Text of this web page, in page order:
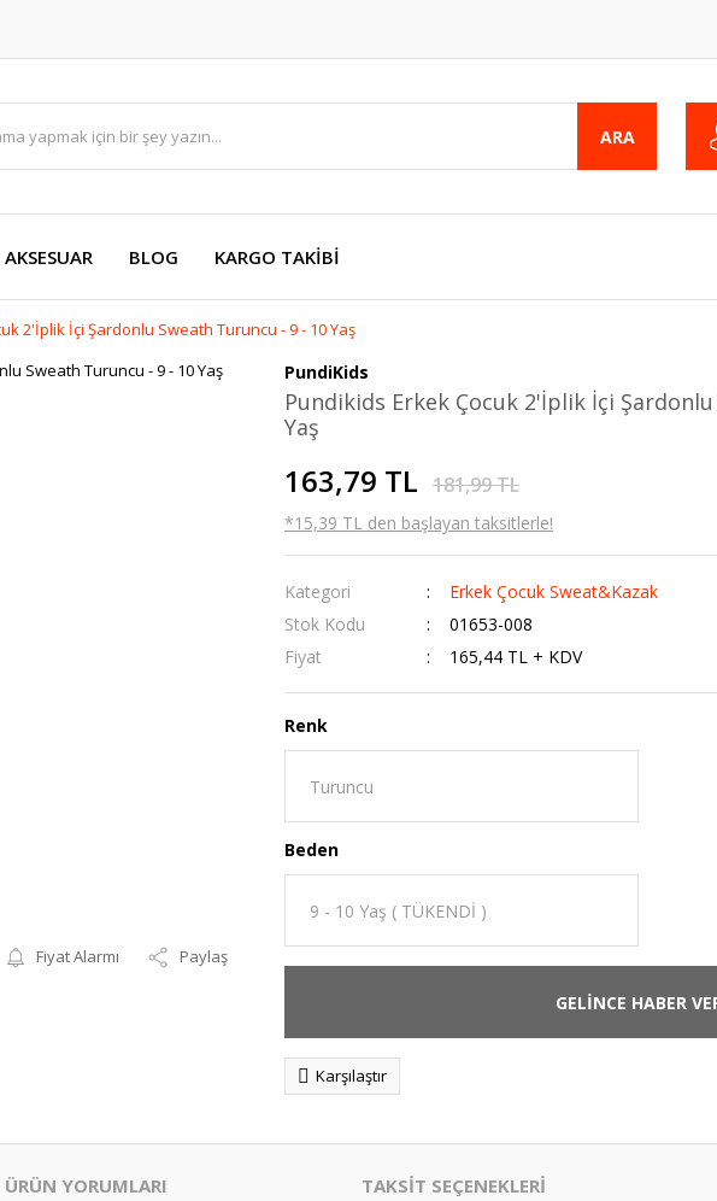
ARA
AKSESUAR BLOG KARGO TAKİBİ
2'İplik İçi Şardonlu Sweath Turuncu - 9 - 10 Yaş
Fiyat Alarmı Paylaş
PundiKids
Pundikids Erkek Çocuk 2'İplik İçi
Yaş
163,79 TL 181,99 TL
*15,39 TL den başlayan taksitlerle!
Kategori
Erkek Çocuk Sweat&Kazak
Stok Kodu
01653-008
Fiyat
165,44 TL + KDV
Renk
Beden
GELİNCE HABER
Karşılaştır
ÜRÜN YORUMLARI TAKSİT SEÇENEKLERİ